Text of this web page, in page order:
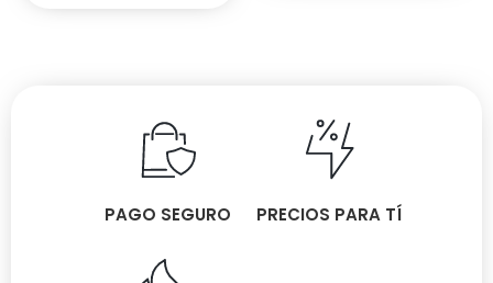
PAGO SEGURO PRECIOS PARA TÍ